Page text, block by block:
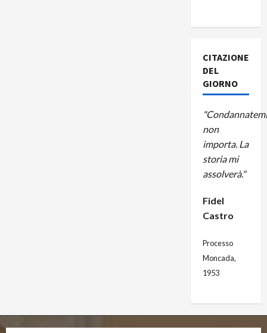
CITAZIONE
DEL
GIORNO
non
importa. La
storia mi
assolverà."
Fidel
Castro
Processo
Moncada,
1953